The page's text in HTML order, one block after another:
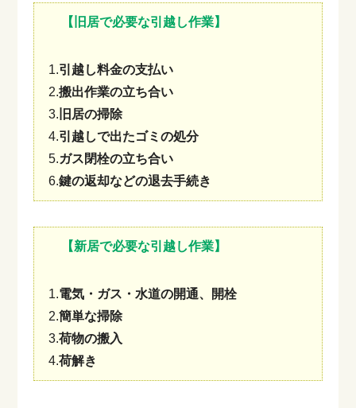
【旧居で必要な引越し作業】
1.引越し料金の支払い
2.搬出作業の立ち合い
3. 旧居の掃除
4.引越しで出たゴミの処分
5.ガス閉栓の立ち合い
6.鍵の返却などの退去手続き
【新居で必要な引越し作業】
1.電気・ガス・水道の開通、開栓
2.簡単な掃除
3.荷物の搬入
4.荷解き